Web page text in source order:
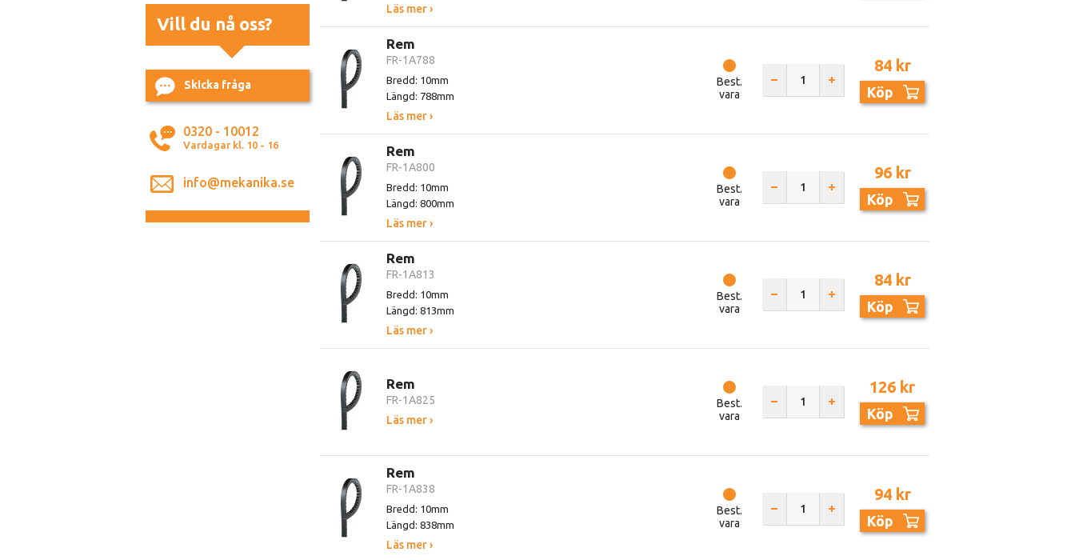
Vill du nå oss?
Skicka fråga
0320 - 10012
Vardagar kl. 10 - 16
info@mekanika.se
Läs mer ›
Rem
FR-1A788
Bredd: 10mm
Längd: 788mm
Läs mer ›
Best.
vara
84 kr
Köp
Rem
FR-1A800
Bredd: 10mm
Längd: 800mm
Läs mer ›
Best.
vara
96 kr
Köp
Rem
FR-1A813
Bredd: 10mm
Längd: 813mm
Läs mer ›
Best.
vara
84 kr
Köp
Rem
FR-1A825
Läs mer ›
Best.
vara
126 kr
Köp
Rem
FR-1A838
Bredd: 10mm
Längd: 838mm
Läs mer ›
Best.
vara
94 kr
Köp